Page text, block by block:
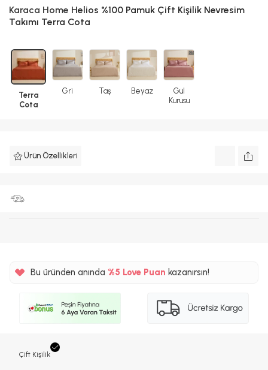
Karaca Home Helios %100 Pamuk Çift Kişilik Nevresim
Takımı Terra Cota
Terra
Cota
Gri Taş Beyaz
Gül
Kurusu
Ürün Özellikleri
Bu üründen anında %5
%5
Love Puan kazanırsın!
Çift Kişilik